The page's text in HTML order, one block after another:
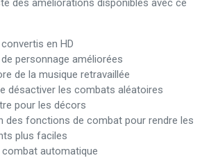
en HD
personnage améliorées
de la musique retravaillée
désactiver les combats aléatoires
pour les décors
des fonctions de combat pour rendre les
plus faciles
automatique